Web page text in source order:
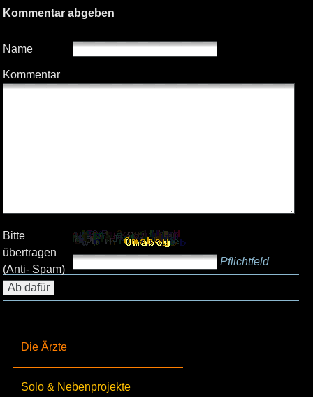
Die Ärzte
Solo & Nebenprojekte
Kommentar abgeben
Name
Kommentar
Bitte
übertragen
(Anti- Spam)
Pflichtfeld